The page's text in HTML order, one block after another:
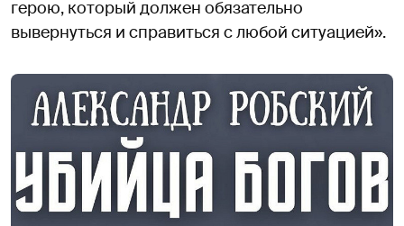
герою, который должен обязательно
вывернуться и справиться с любой ситуацией».